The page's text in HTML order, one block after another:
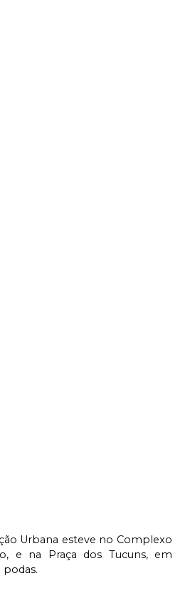
Urbana esteve no Complexo
e na Praça dos Tucuns, em
podas.